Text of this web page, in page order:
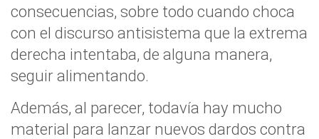
consecuencias, sobre todo cuando choca
con el discurso antisistema que la extrema
derecha intentaba, de alguna manera,
seguir alimentando.
Además, al parecer, todavía hay mucho
material para lanzar nuevos dardos contra